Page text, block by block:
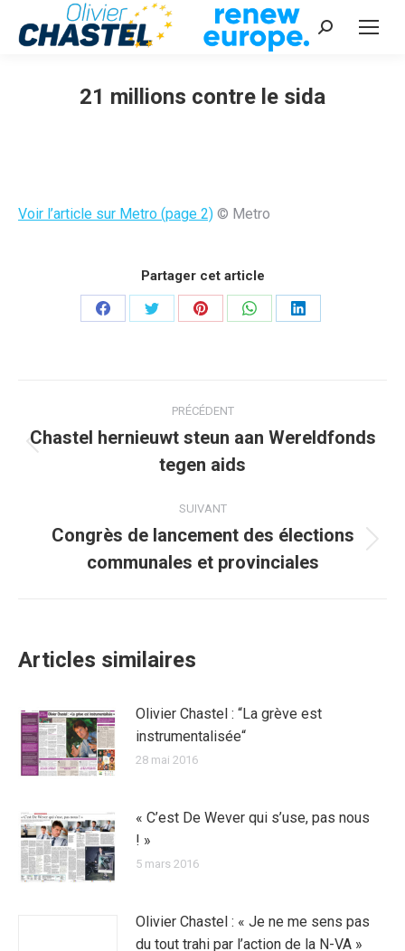
Recherche
21 millions contre le sida
Voir l’article sur Metro (page 2) © Metro
Partager cet article
PartagerPartagerPartagerPartagerPartager
article
PRÉCÉDENT
précédent
Chastel hernieuwt steun aan Wereldfonds
tegen aids
SUIVANT
suivant
Congrès de lancement des élections
communales et provinciales
Articles similaires
Olivier Chastel : “La grève est
instrumentalisée“
28 mai 2016
« C’est De Wever qui s’use, pas nous
! »
5 mars 2016
Olivier Chastel : « Je ne me sens pas
du tout trahi par l’action de la N-VA »